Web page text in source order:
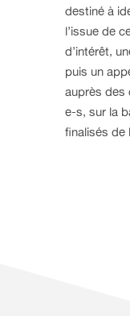
destiné à
l’issue de
d’intérêt,
puis un
auprès des
e-s, sur la
finalisés de